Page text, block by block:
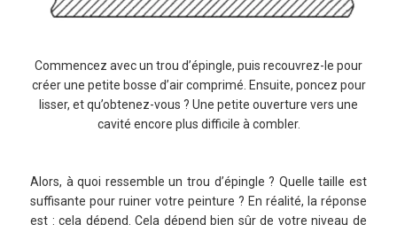
Commencez avec un trou d’épingle, puis recouvrez-le pour
créer une petite bosse d’air comprimé. Ensuite, poncez pour
lisser, et qu’obtenez-vous ? Une petite ouverture vers une
cavité encore plus difficile à combler.
Alors, à quoi ressemble un trou d’épingle ? Quelle taille est
suffisante pour ruiner votre peinture ? En réalité, la réponse
est : cela dépend. Cela dépend bien sûr de votre niveau de